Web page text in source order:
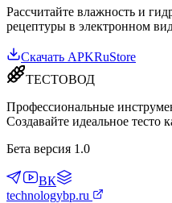
Рассчитайте влажность и
рецептуры в электронном
Скачать APKRuStore
ТЕСТОВОД
Профессиональные
Создавайте идеальное тесто
Бета версия 1.0
ВК
technologybp.ru